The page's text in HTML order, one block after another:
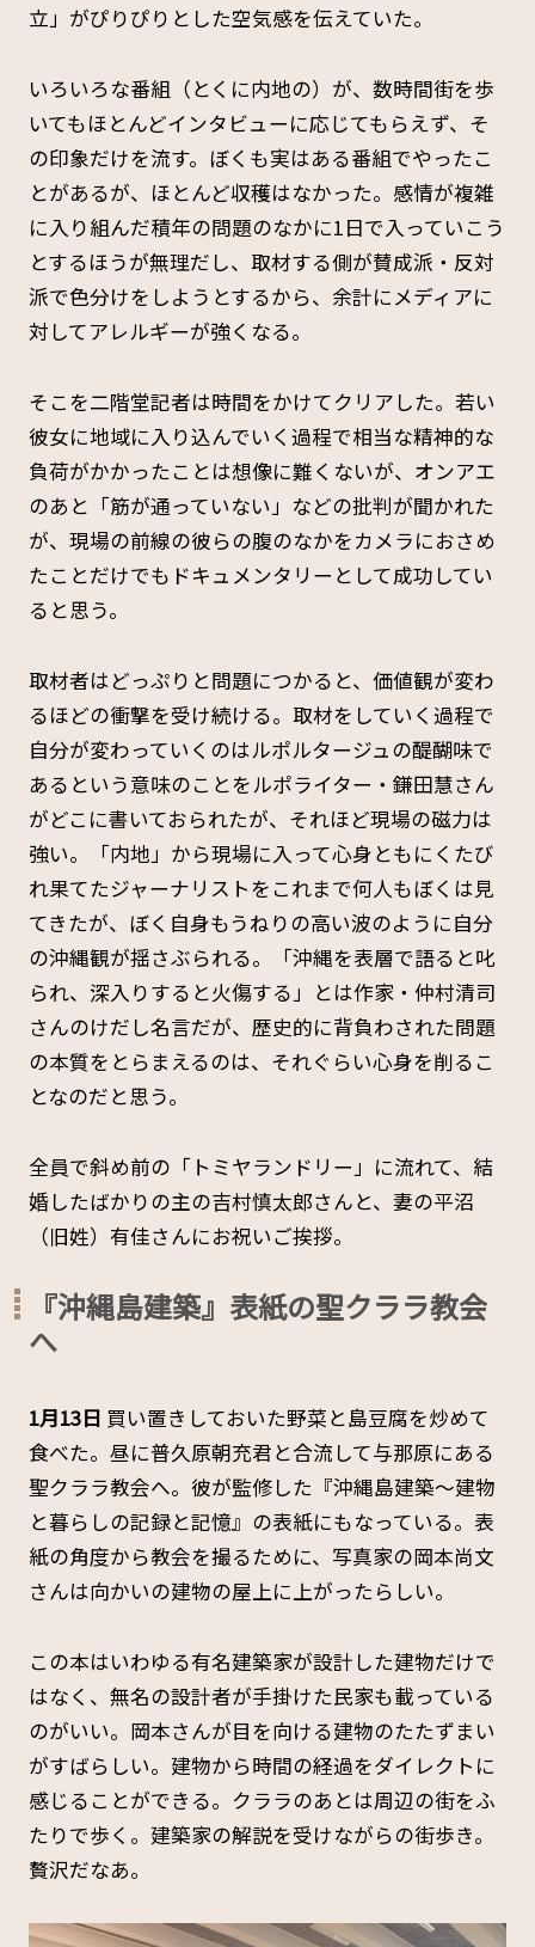
立」がぴりぴりとした空気感を伝えていた。
いろいろな番組（とくに内地の）が、数時間街を歩
いてもほとんどインタビューに応じてもらえず、そ
の印象だけを流す。ぼくも実はある番組でやったこ
とがあるが、ほとんど収穫はなかった。感情が複雑
に入り組んだ積年の問題のなかに1日で入っていこう
とするほうが無理だし、取材する側が賛成派・反対
派で色分けをしようとするから、余計にメディアに
対してアレルギーが強くなる。
そこを二階堂記者は時間をかけてクリアした。若い
彼女に地域に入り込んでいく過程で相当な精神的な
負荷がかかったことは想像に難くないが、オンアエ
のあと「筋が通っていない」などの批判が聞かれた
が、現場の前線の彼らの腹のなかをカメラにおさめ
たことだけでもドキュメンタリーとして成功してい
ると思う。
取材者はどっぷりと問題につかると、価値観が変わ
るほどの衝撃を受け続ける。取材をしていく過程で
自分が変わっていくのはルポルタージュの醍醐味で
あるという意味のことをルポライター・鎌田慧さん
がどこに書いておられたが、それほど現場の磁力は
強い。「内地」から現場に入って心身ともにくたび
れ果てたジャーナリストをこれまで何人もぼくは見
てきたが、ぼく自身もうねりの高い波のように自分
の沖縄観が揺さぶられる。「沖縄を表層で語ると叱
られ、深入りすると火傷する」とは作家・仲村清司
さんのけだし名言だが、歴史的に背負わされた問題
の本質をとらまえるのは、それぐらい心身を削るこ
となのだと思う。
全員で斜め前の「トミヤランドリー」に流れて、結
婚したばかりの主の吉村慎太郎さんと、妻の平沼
（旧姓）有佳さんにお祝いご挨拶。
『沖縄島建築』表紙の聖クララ教会
へ
1月13日 買い置きしておいた野菜と島豆腐を炒めて
食べた。昼に普久原朝充君と合流して与那原にある
聖クララ教会へ。彼が監修した『沖縄島建築〜建物
と暮らしの記録と記憶』の表紙にもなっている。表
紙の角度から教会を撮るために、写真家の岡本尚文
さんは向かいの建物の屋上に上がったらしい。
この本はいわゆる有名建築家が設計した建物だけで
はなく、無名の設計者が手掛けた民家も載っている
のがいい。岡本さんが目を向ける建物のたたずまい
がすばらしい。建物から時間の経過をダイレクトに
感じることができる。クララのあとは周辺の街をふ
たりで歩く。建築家の解説を受けながらの街歩き。
贅沢だなあ。